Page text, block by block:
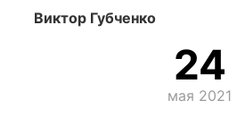
Виктор Губченко
24
мая 2021